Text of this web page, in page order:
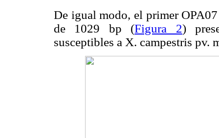
De igual modo, el primer
de 1029 bp (Figura 2)
susceptibles a X. campestris pv.